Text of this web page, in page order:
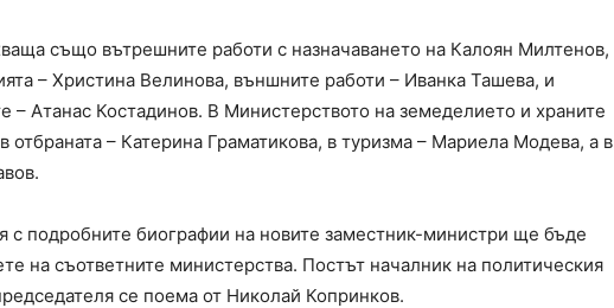
също вътрешните работи с назначаването на Калоян Милтенов,
– Христина Велинова, външните работи – Иванка Ташева, и
– Атанас Костадинов. В Министерството на земеделието и храните
отбраната – Катерина Граматикова, в туризма – Мариела Модева, а в
подробните биографии на новите заместник-министри ще бъде
на съответните министерства. Постът началник на политическия
се поема от Николай Копринков.